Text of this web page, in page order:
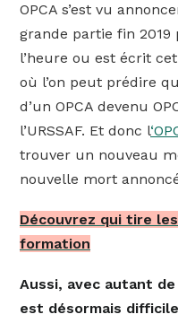
OPCA s’est vu
grande partie fin
l’heure ou est écrit
où l’on peut prédire
d’un OPCA devenu
l’URSSAF. Et donc l
trouver un nouveau
nouvelle mort
Découvrez qui tire
formation
Aussi, avec autant
est désormais